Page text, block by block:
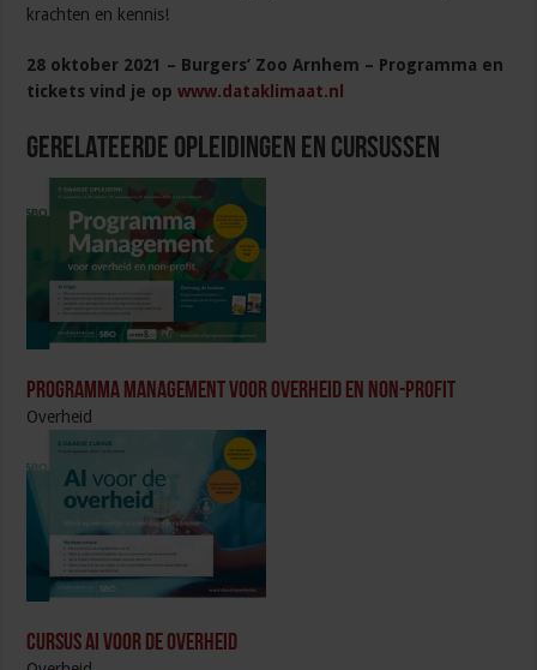
krachten en kennis!
28 oktober 2021 – Burgers’ Zoo Arnhem – Programma en
tickets vind je opwww.dataklimaat.nl
Gerelateerde Opleidingen en Cursussen
Programma Management voor overheid en non-profit
Overheid
Cursus AI voor de overheid